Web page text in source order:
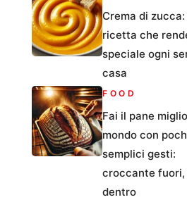
Crema di zucca:
ricetta che
speciale ogni
casa
FOOD
Fai il pane
mondo con
semplici gesti:
croccante
dentro